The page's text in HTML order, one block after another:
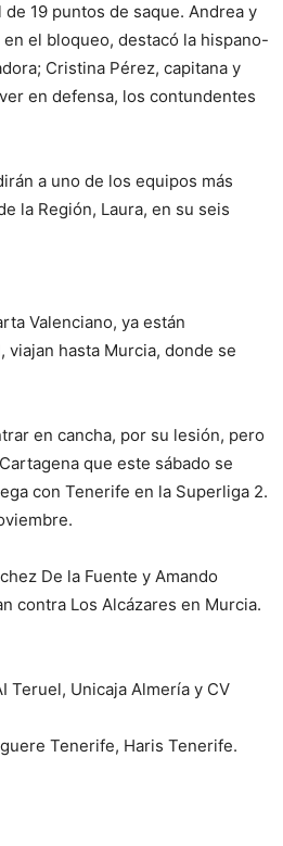
19 puntos de saque. Andrea y
el bloqueo, destacó la hispano-
Cristina Pérez, capitana y
en defensa, los contundentes
a uno de los equipos más
la Región, Laura, en su seis
Valenciano, ya están
hasta Murcia, donde se
en cancha, por su lesión, pero
que este sábado se
con Tenerife en la Superliga 2.
De la Fuente y Amando
contra Los Alcázares en Murcia.
Teruel, Unicaja Almería y CV
Tenerife, Haris Tenerife.